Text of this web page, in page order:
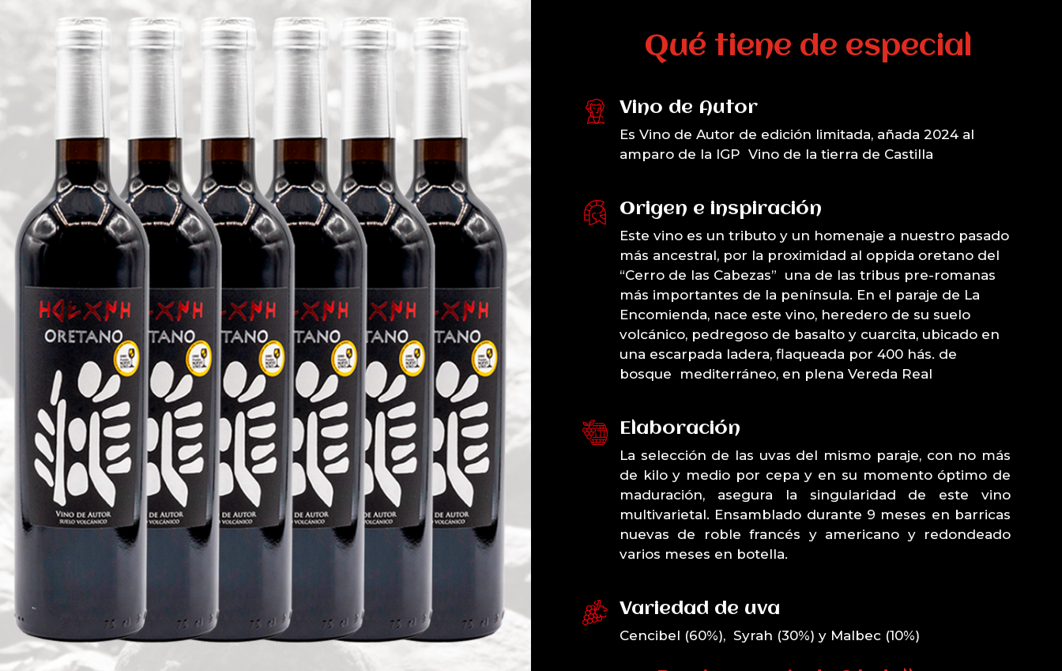
Qué tiene de especial
Vino de Autor
Es Vino de Autor de edición limitada, añada 2024 al
amparo de la IGP Vino de la tierra de Castilla
Origen e inspiración
Este vino es un tributo y un homenaje a nuestro pasado
más ancestral, por la proximidad al oppida oretano del
“Cerro de las Cabezas” una de las tribus pre-romanas
más importantes de la península. En el paraje de La
Encomienda, nace este vino, heredero de su suelo
volcánico, pedregoso de basalto y cuarcita, ubicado en
una escarpada ladera, flaqueada por 400 hás. de
bosque mediterráneo, en plena Vereda Real
Elaboración
La selección de las uvas del mismo paraje, con no más
de kilo y medio por cepa y en su momento óptimo de
maduración, asegura la singularidad de este vino
multivarietal. Ensamblado durante 9 meses en barricas
nuevas de roble francés y americano y redondeado
varios meses en botella.
Variedad de uva
Cencibel (60%), Syrah (30%) y Malbec (10%)